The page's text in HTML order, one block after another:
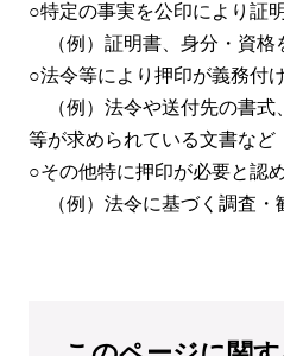
○特定の事実を公印により証
（例）証明書、身分・資格
○法令等により押印が義務付
（例）法令や送付先の書式
等が求められている文書など
○その他特に押印が必要と認
（例）法令に基づく調査・